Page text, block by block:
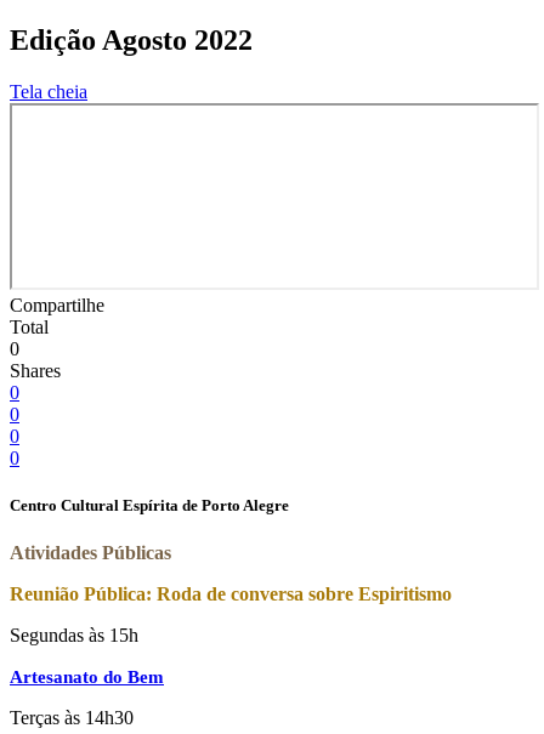
Edição Agosto 2022
Tela cheia
Compartilhe
Total
0
Shares
0
0
0
0
Centro Cultural Espírita de Porto Alegre
Atividades Públicas
Reunião Pública: Roda de conversa sobre Espiritismo
Segundas às 15h
Artesanato do Bem
Terças às 14h30